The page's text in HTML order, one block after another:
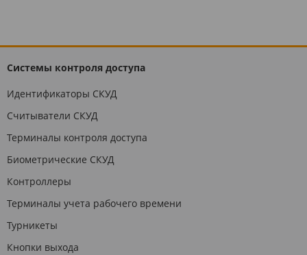
Системы контроля доступа
Идентификаторы СКУД
Считыватели СКУД
Терминалы контроля доступа
Биометрические СКУД
Контроллеры
Терминалы учета рабочего времени
Турникеты
Кнопки выхода